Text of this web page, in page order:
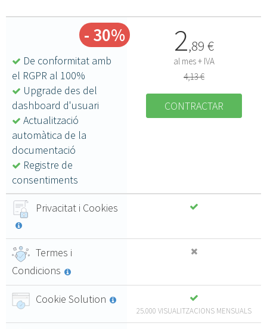
- 30%
De conformitat amb
el RGPR al 100%
Upgrade des del
dashboard d'usuari
Actualització
automàtica de la
documentació
Registre de
consentiments
2,89 €
al mes + IVA
4,13 €
CONTRACTAR
Privacitat i Cookies
Termes i
Condicions
Cookie Solution
25.000 VISUALITZACIONS MENSUALS